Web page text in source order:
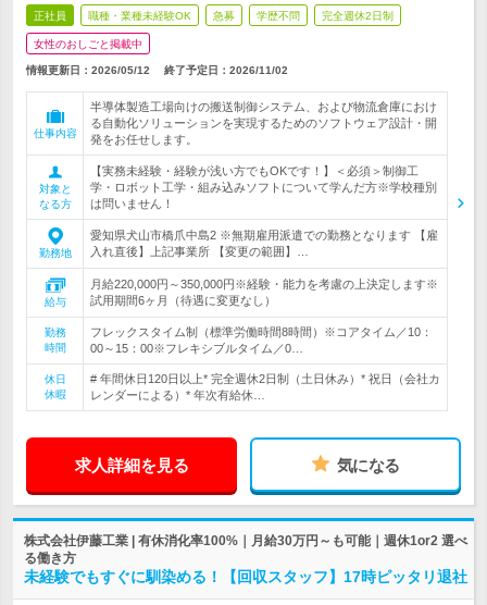
正社員 職種・業種未経験OK 急募 学歴不問 完全週休2日制
女性のおしごと掲載中
情報更新日：2026/05/12 終了予定日： 2026/11/02
仕事内容
半導体製造工場向けの搬送制御システム、および物流倉庫におけ
る自動化ソリューションを実現するためのソフトウェア設計・開
発をお任せします。
対象と
なる方
【実務未経験・経験が浅い方でもOKです！】＜必須＞制御工
学・ロボット工学・組み込みソフトについて学んだ方※学校種別
は問いません！
勤務地
愛知県犬山市橋爪中島2 ※無期雇用派遣での勤務となります 【雇
入れ直後】上記事業所 【変更の範囲】…
給与
月給220,000円～350,000円※経験・能力を考慮の上決定します※
試用期間6ヶ月（待遇に変更なし）
勤務
時間
フレックスタイム制（標準労働時間8時間）※コアタイム／10：
00～15：00※フレキシブルタイム／0…
休日
休暇
# 年間休日120日以上* 完全週休2日制（土日休み）* 祝日（会社カ
レンダーによる）* 年次有給休…
求人詳細を見る 気になる
株式会社伊藤工業 | 有休消化率100%｜月給30万円～も可能｜週休1or2 選べ
る働き方
未経験でもすぐに馴染める！【回収スタッフ】17時ピッタリ退社